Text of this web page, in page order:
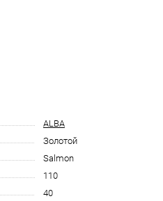
ALBA
Золотой
Salmon
110
40